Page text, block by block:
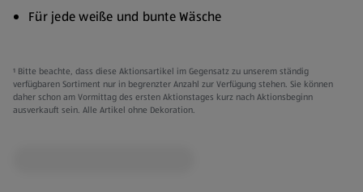
Für jede weiße und bunte Wäsche
¹ Bitte beachte, dass diese Aktionsartikel im Gegensatz zu unserem ständig
verfügbaren Sortiment nur in begrenzter Anzahl zur Verfügung stehen. Sie können
daher schon am Vormittag des ersten Aktionstages kurz nach Aktionsbeginn
ausverkauft sein. Alle Artikel ohne Dekoration.